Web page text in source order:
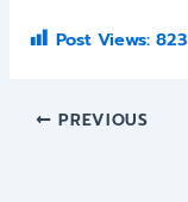
Post Views: 823
PREVIOUS